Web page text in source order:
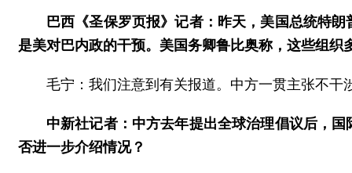
巴西《圣保罗页报》记者：昨天，美国总统特
是美对巴内政的干预。美国务卿鲁比奥称，这些组
毛宁：我们注意到有关报道。中方一贯主张不干
中新社记者：中方去年提出全球治理倡议后，
否进一步介绍情况？